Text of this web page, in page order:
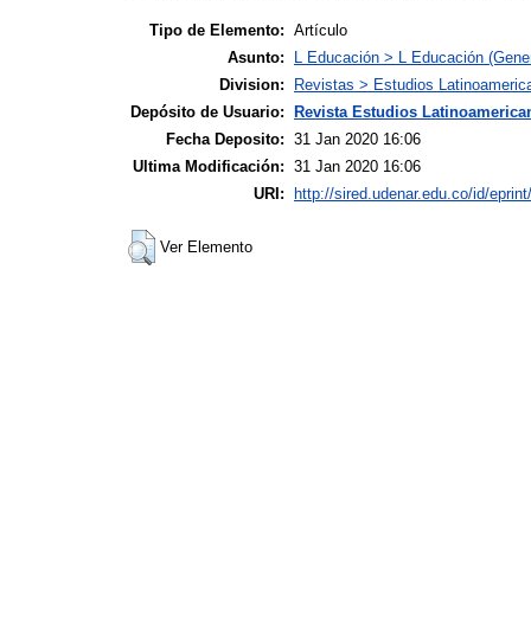
Tipo de Elemento: Artículo
Asunto:
L Educación > L Educación
Division:
Revistas > Estudios
Depósito de Usuario: Revista Estudios
Fecha Deposito: 31 Jan 2020 16:06
Ultima Modificación: 31 Jan 2020 16:06
URI: http://sired.udenar.edu.co/id/
Ver Elemento